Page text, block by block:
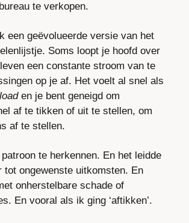
te verkopen.
een geëvolueerde versie van het
Soms loopt je hoofd over
een constante stroom van te
en je bent geneigd om
af te tikken of uit te stellen, om
af te stellen.
te herkennen. En het leidde
tot ongewenste uitkomsten. En
onherstelbare schade of
En vooral als ik ging ‘aftikken’.